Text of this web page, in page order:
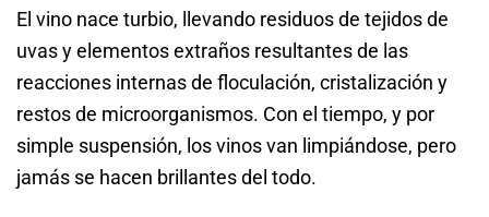
El vino nace turbio, llevando residuos de tejidos de
uvas y elementos extraños resultantes de las
reacciones internas de floculación, cristalización y
restos de microorganismos. Con el tiempo, y por
simple suspensión, los vinos van limpiándose, pero
jamás se hacen brillantes del todo.